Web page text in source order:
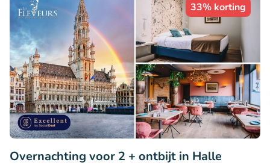
33% korting
Overnachting voor 2 + ontbijt in Halle